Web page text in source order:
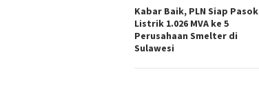
Kabar Baik, PLN Siap Pasok
Listrik 1.026 MVA ke 5
Perusahaan Smelter di
Sulawesi